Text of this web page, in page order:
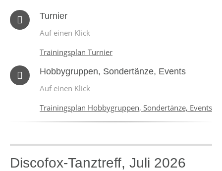
Turnier
Auf einen Klick
Trainingsplan Turnier
Hobbygruppen, Sondertänze, Events
Auf einen Klick
Trainingsplan Hobbygruppen, Sondertänze, Events
Discofox-Tanztreff, Juli 2026